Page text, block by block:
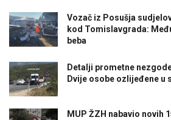
Vozač iz Posušja
kod Tomislavgrada:
beba
Detalji prometne
Dvije osobe ozlijeđene u
MUP ŽZH nabavio novih